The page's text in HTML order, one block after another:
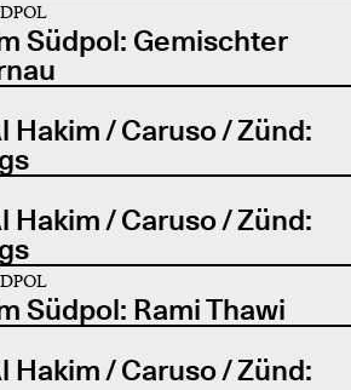
Südpol: Gemischter
Hakim / Caruso / Zünd:
Hakim / Caruso / Zünd:
Südpol: Rami Thawi
Hakim / Caruso / Zünd: